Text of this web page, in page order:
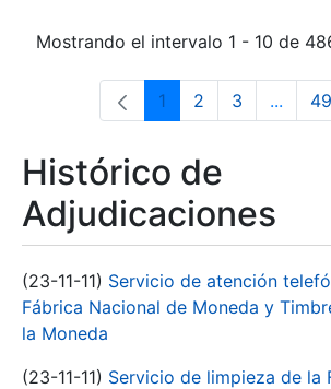
Mostrando el intervalo 1 - 10 de
Página
1 Página
2 Página
3 ... 49
Histórico de
Adjudicaciones
(23-11-11) Servicio de atención
Fábrica Nacional de Moneda y
la Moneda
(23-11-11) Servicio de limpieza de la